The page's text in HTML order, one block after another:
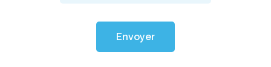
Envoyer